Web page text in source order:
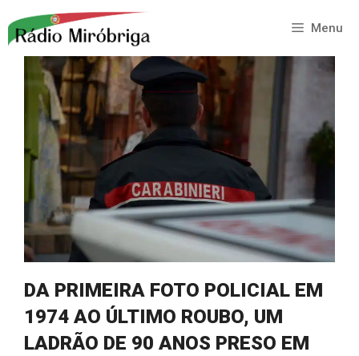
para
conteúdo
Menu
DA PRIMEIRA FOTO POLICIAL EM
1974 AO ÚLTIMO ROUBO, UM
LADRÃO DE 90 ANOS PRESO EM